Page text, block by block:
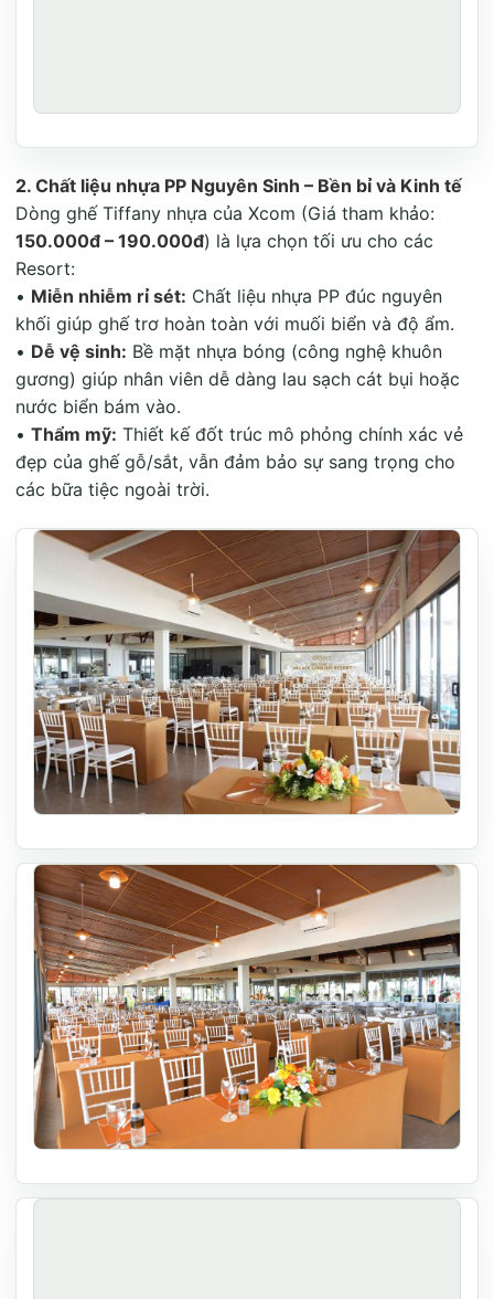
2. Chất liệu nhựa PP Nguyên Sinh – Bền bỉ và Kinh tế
Dòng ghế Tiffany nhựa của Xcom (Giá tham khảo:
150.000đ – 190.000đ) là lựa chọn tối ưu cho các
Resort:
• Miễn nhiễm rỉ sét: Chất liệu nhựa PP đúc nguyên
khối giúp ghế trơ hoàn toàn với muối biển và độ ẩm.
• Dễ vệ sinh: Bề mặt nhựa bóng (công nghệ khuôn
gương) giúp nhân viên dễ dàng lau sạch cát bụi hoặc
nước biển bám vào.
• Thẩm mỹ: Thiết kế đốt trúc mô phỏng chính xác vẻ
đẹp của ghế gỗ/sắt, vẫn đảm bảo sự sang trọng cho
các bữa tiệc ngoài trời.